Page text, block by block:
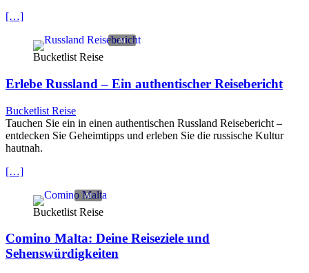
[…]
Bucketlist Reise
Erlebe Russland – Ein authentischer Reisebericht
Bucketlist Reise
Tauchen Sie ein in einen authentischen Russland Reisebericht –
entdecken Sie Geheimtipps und erleben Sie die russische Kultur
hautnah.
[…]
Bucketlist Reise
Comino Malta: Deine Reiseziele und
Sehenswürdigkeiten